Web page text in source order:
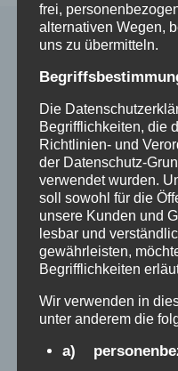
Ähnliche
frei,
alternativen Wegen,
uns zu übermitteln.
Die
Begrifflichkeiten, die
Richtlinien- und
der Datenschutz-
verwendet wurden.
soll sowohl für die
unsere Kunden und
lesbar und
gewährleisten,
Begrifflichkeiten
Wir verwenden in
unter anderem die
a)